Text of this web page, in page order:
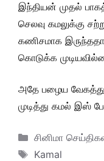
இந்தியன் முதல்
செலவு கமலுக்கு
கணிசமாக
கொடுக்க
அதே பழைய
முடித்து கமல் இஸ்
Categories
சினிமா
Tags
Kamal